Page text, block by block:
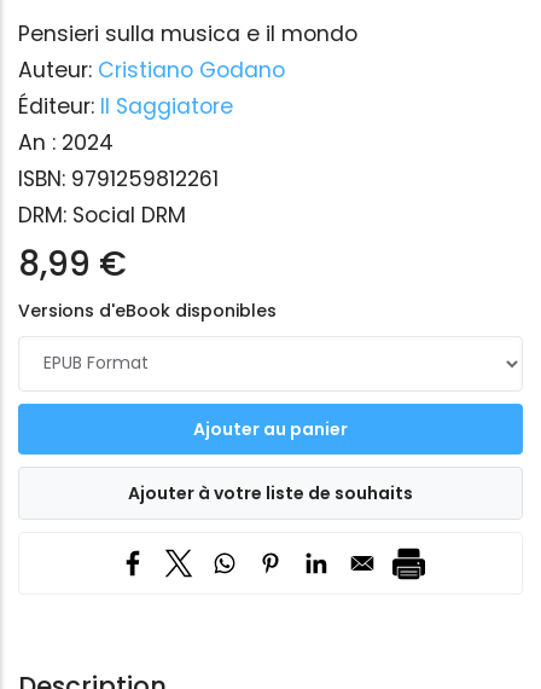
Pensieri sulla musica e il mondo
Auteur: Cristiano Godano
Éditeur: Il Saggiatore
An : 2024
ISBN: 9791259812261
DRM: Social DRM
8,99 €
Versions d'eBook disponibles